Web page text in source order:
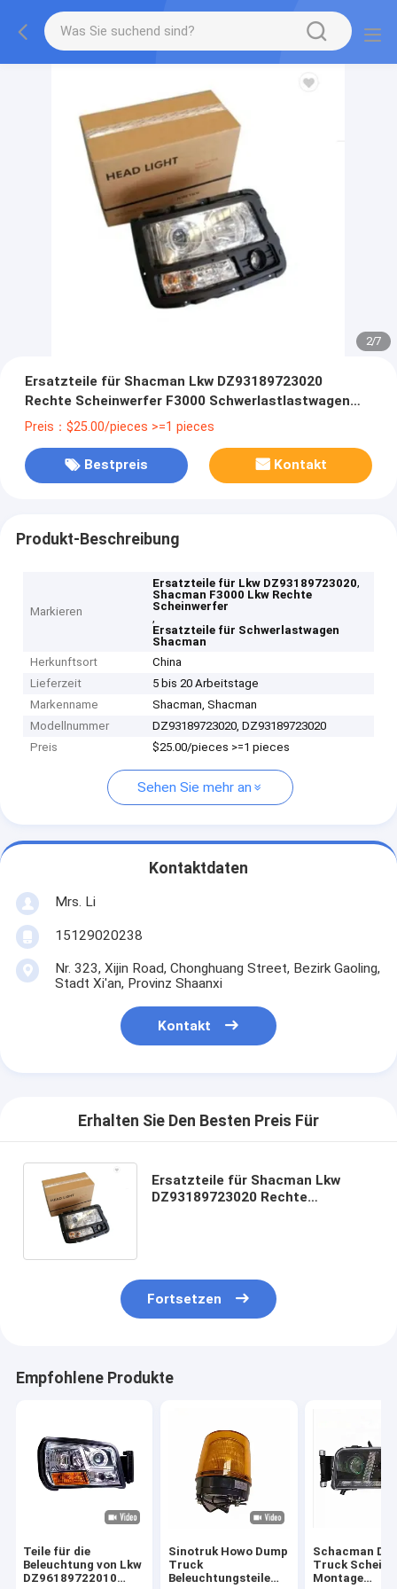
2/7
Ersatzteile für Shacman Lkw DZ93189723020
Rechte Scheinwerfer F3000 Schwerlastlastwagen
Ersatzteile
Preis：$25.00/pieces >=1 pieces
Bestpreis Kontakt
Produkt-Beschreibung
Markieren
Ersatzteile für Lkw DZ93189723020,
Shacman F3000 Lkw Rechte
Scheinwerfer
,
Ersatzteile für Schwerlastwagen
Shacman
Herkunftsort
China
Lieferzeit
5 bis 20 Arbeitstage
Markenname
Shacman, Shacman
Modellnummer
DZ93189723020, DZ93189723020
Preis
$25.00/pieces >=1 pieces
Sehen Sie mehr an
Kontaktdaten
Mrs. Li
15129020238
Nr. 323, Xijin Road, Chonghuang Street, Bezirk Gaoling,
Stadt Xi'an, Provinz Shaanxi
Kontakt
Erhalten Sie Den Besten Preis Für
Ersatzteile für Shacman Lkw
DZ93189723020 Rechte
Fortsetzen
Empfohlene Produkte
Teile für die
Beleuchtung von Lkw
DZ96189722010
Sinotruk Howo Dump
Truck
Beleuchtungsteile
Schacman
Truck
Montage